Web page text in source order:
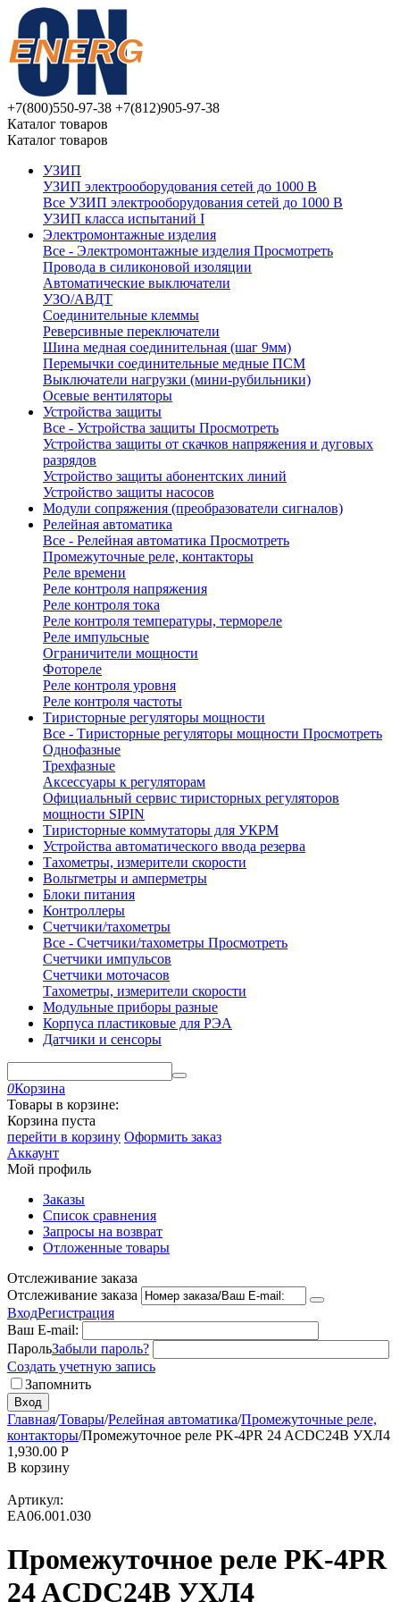
+7(800)550-97-38 +7(812)905-97-38
Каталог товаров
Каталог товаров
УЗИП
УЗИП электрооборудования сетей до 1000 В
Все УЗИП электрооборудования сетей до 1000 В
УЗИП клaссa испытаний I
Электромонтажные изделия
Все - Электромонтажные изделия Просмотреть
Провода в силиконовой изоляции
Автоматические выключатели
УЗО/АВДТ
Соединительные клеммы
Реверсивные переключатели
Шина медная соединительная (шаг 9мм)
Перемычки соединительные медные ПСМ
Выключатели нагрузки (мини-рубильники)
Осевые вентиляторы
Устройства защиты
Все - Устройства защиты Просмотреть
Устройства защиты от скачков напряжения и дуговых
разрядов
Устройство защиты абонентских линий
Устройство защиты насосов
Модули сопряжения (преобразователи сигналов)
Релейная автоматика
Все - Релейная автоматика Просмотреть
Промежуточные реле, контакторы
Реле времени
Реле контроля напряжения
Реле контроля тока
Реле контроля температуры, термореле
Реле импульсные
Ограничители мощности
Фотореле
Реле контроля уровня
Реле контроля частоты
Тиристорные регуляторы мощности
Все - Тиристорные регуляторы мощности Просмотреть
Однофазные
Трехфазные
Аксессуары к регуляторам
Официальный сервис тиристорных регуляторов
мощности SIPIN
Тиристорные коммутаторы для УКРМ
Устройства автоматического ввода резерва
Тахометры, измерители скорости
Вольтметры и амперметры
Блоки питания
Контроллеры
Счетчики/тахометры
Все - Счетчики/тахометры Просмотреть
Счетчики импульсов
Счетчики моточасов
Тахометры, измерители скорости
Модульные приборы разные
Корпуса пластиковые для РЭА
Датчики и сенсоры
0Корзина
Товары в корзине:
Корзина пуста
перейти в корзину Оформить заказ
Аккаунт
Мой профиль
Заказы
Список сравнения
Запросы на возврат
Отложенные товары
Отслеживание заказа
Отслеживание заказа
ВходРегистрация
Ваш E-mail:
ПарольЗабыли пароль?
Создать учетную запись
Запомнить
Вход
Главная/Товары/Релейная автоматика/Промежуточные реле,
контакторы/Промежуточное реле PK-4PR 24 ACDC24B УХЛ4
1,930.00 Р
В корзину
Артикул:
EA06.001.030
Промежуточное реле PK-4PR
24 ACDC24B УХЛ4